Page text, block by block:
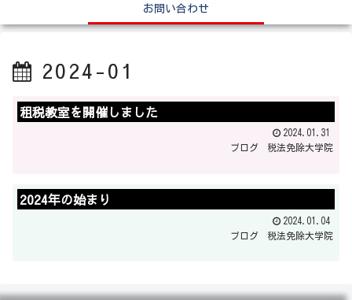
お問い合わせ
2024-01
租税教室を開催しました
2024.01.31
ブログ
税法免除大学院
2024年の始まり
2024.01.04
ブログ
税法免除大学院